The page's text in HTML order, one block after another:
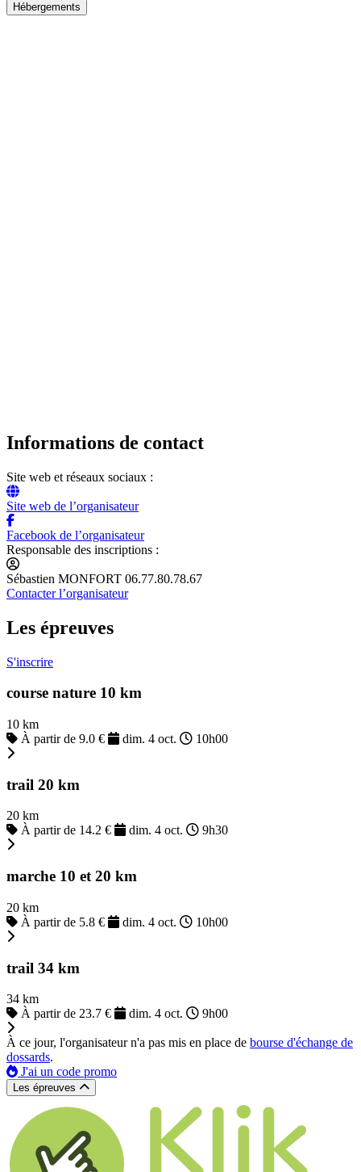
Hébergements
Informations de contact
Site web et réseaux sociaux :
Site web de l’organisateur
Facebook de l’organisateur
Responsable des inscriptions :
Sébastien MONFORT 06.77.80.78.67
Contacter l’organisateur
Les épreuves
S'inscrire
course nature 10 km
10 km
À partir de 9.0 €
dim. 4 oct. 10h00
trail 20 km
20 km
À partir de 14.2 €
dim. 4 oct. 9h30
marche 10 et 20 km
20 km
À partir de 5.8 €
dim. 4 oct. 10h00
trail 34 km
34 km
À partir de 23.7 €
dim. 4 oct. 9h00
À ce jour, l'organisateur n'a pas mis en place de bourse d'échange de
dossards.
J'ai un code promo
Les épreuves